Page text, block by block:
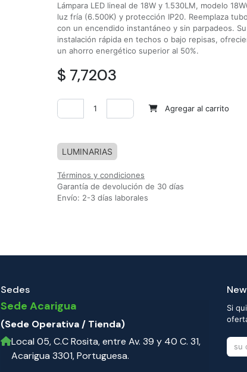
Lámpara LED lineal de 18W y 1.530LM, modelo
luz fría (6.500K) y protección IP20. Reemplaza
con un encendido instantáneo y sin parpadeos.
instalación rápida en techos o bajo repisas,
un ahorro energético superior al 50%.
$ 7,7203
Agregar al carrito
LUMINARIAS
Términos y condiciones
Garantía de devolución de 30 días
Envío: 2-3 días laborales
Sedes
Sede Acarigua
(Sede Operativa / Tienda)
Local 05, C.C Rosita, entre Av. 39 y 40 C. 31,
Acarigua 3301, Portuguesa.
Si